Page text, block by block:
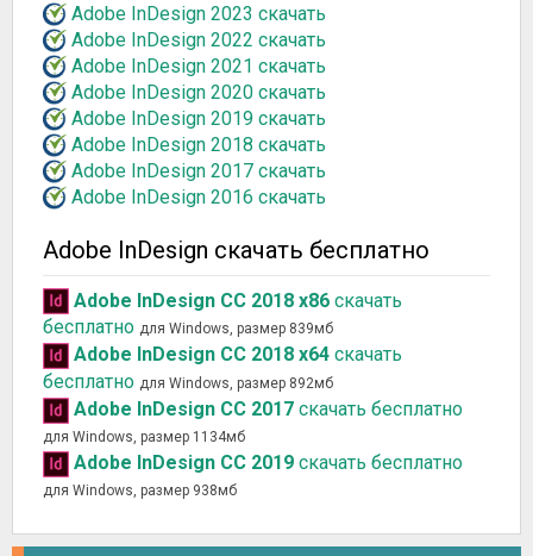
Adobe InDesign 2023 скачать
Adobe InDesign 2022 скачать
Adobe InDesign 2021 скачать
Adobe InDesign 2020 скачать
Adobe InDesign 2019 скачать
Adobe InDesign 2018 скачать
Adobe InDesign 2017 скачать
Adobe InDesign 2016 скачать
Adobe InDesign скачать бесплатно
Adobe InDesign CC 2018 x86 скачать
бесплатно для Windows, размер 839мб
Adobe InDesign CC 2018 x64 скачать
бесплатно для Windows, размер 892мб
Adobe InDesign CC 2017 скачать бесплатно
для Windows, размер 1134мб
Adobe InDesign CC 2019 скачать бесплатно
для Windows, размер 938мб